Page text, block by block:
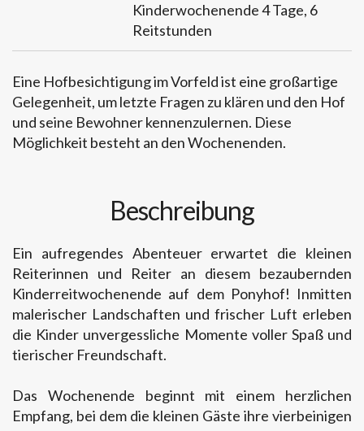
Kinderwochenende 4 Tage, 6
Reitstunden
Eine Hofbesichtigung im Vorfeld ist eine großartige
Gelegenheit, um letzte Fragen zu klären und den Hof
und seine Bewohner kennenzulernen. Diese
Möglichkeit besteht an den Wochenenden.
Beschreibung
Ein aufregendes Abenteuer erwartet die kleinen
Reiterinnen und Reiter an diesem bezaubernden
Kinderreitwochenende auf dem Ponyhof! Inmitten
malerischer Landschaften und frischer Luft erleben
die Kinder unvergessliche Momente voller Spaß und
tierischer Freundschaft.
Das Wochenende beginnt mit einem herzlichen
Empfang, bei dem die kleinen Gäste ihre vierbeinigen